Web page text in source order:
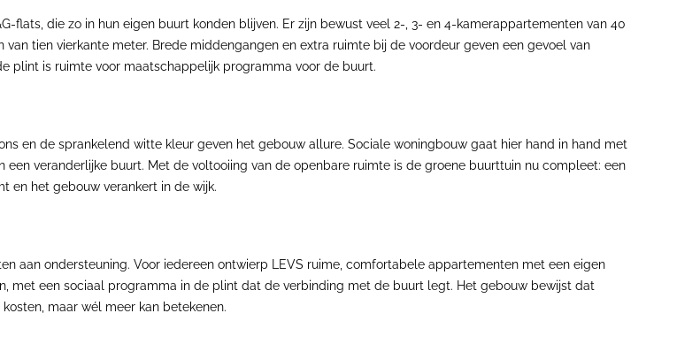
flats, die zo in hun eigen buurt konden blijven. Er zijn bewust veel 2-, 3- en 4-kamerappartementen van 40
tien vierkante meter. Brede middengangen en extra ruimte bij de voordeur geven een gevoel van
plint is ruimte voor maatschappelijk programma voor de buurt.
en de sprankelend witte kleur geven het gebouw allure. Sociale woningbouw gaat hier hand in hand met
veranderlijke buurt. Met de voltooiing van de openbare ruimte is de groene buurttuin nu compleet: een
en het gebouw verankert in de wijk.
aan ondersteuning. Voor iedereen ontwierp LEVS ruime, comfortabele appartementen met een eigen
met een sociaal programma in de plint dat de verbinding met de buurt legt. Het gebouw bewijst dat
maar wél meer kan betekenen.